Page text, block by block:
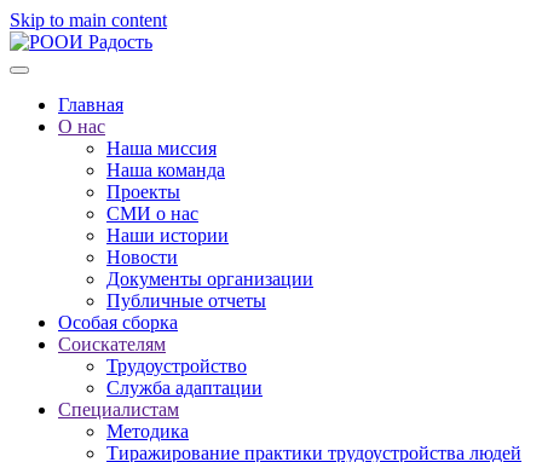
Skip to main content
Главная
О нас
Наша миссия
Наша команда
Проекты
СМИ о нас
Наши истории
Новости
Документы организации
Публичные отчеты
Особая сборка
Соискателям
Трудоустройство
Служба адаптации
Специалистам
Методика
Тиражирование практики трудоустройства людей